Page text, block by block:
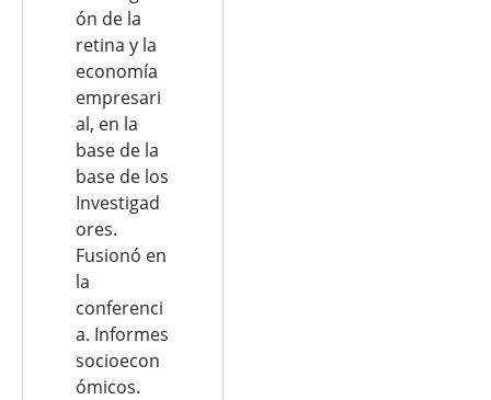
ón de la
retina y la
economía
empresari
al, en la
base de la
base de los
Investigad
ores.
Fusionó en
la
conferenci
a. Informes
socioecon
ómicos.